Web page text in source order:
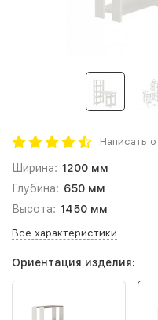
Написать
Ширина: 1200 мм
Глубина: 650 мм
Высота: 1450 мм
Все характеристики
Ориентация изделия: